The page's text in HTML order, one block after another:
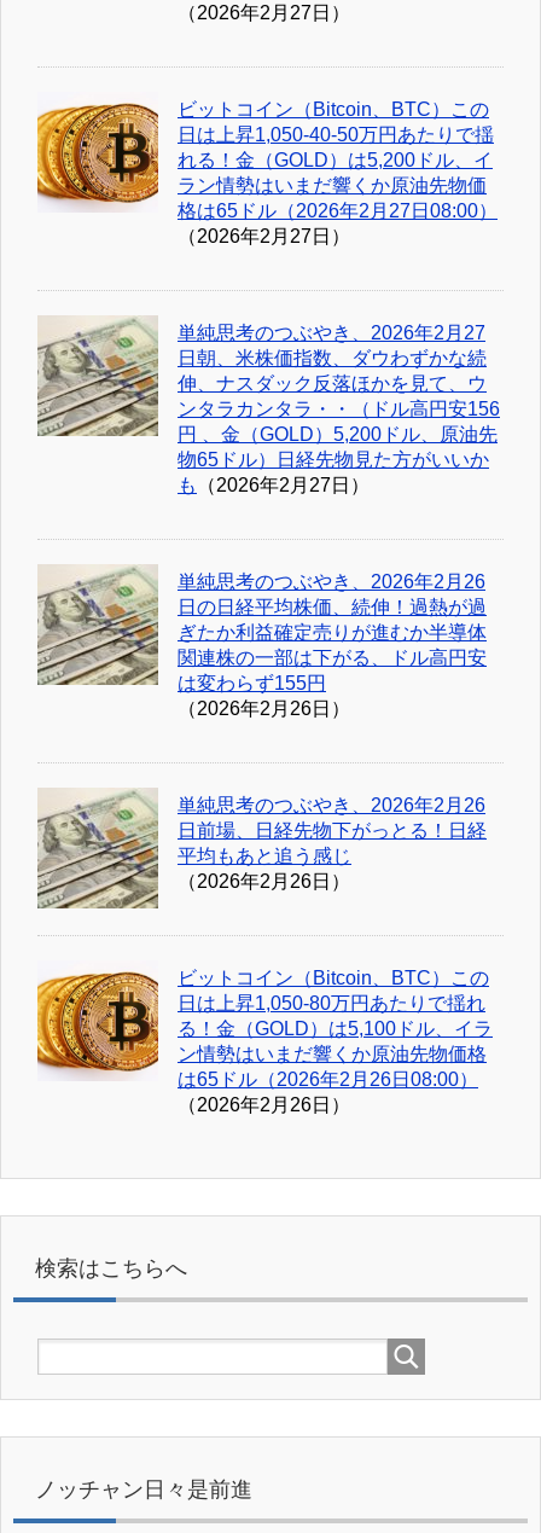
（2026年2月27日）
ビットコイン（Bitcoin、BTC）この
日は上昇1,050-40-50万円あたりで揺
れる！金（GOLD）は5,200ドル、イ
ラン情勢はいまだ響くか原油先物価
格は65ドル（2026年2月27日08:00）
（2026年2月27日）
単純思考のつぶやき、2026年2月27
日朝、米株価指数、ダウわずかな続
伸、ナスダック反落ほかを見て、ウ
ンタラカンタラ・・（ドル高円安156
円 、金（GOLD）5,200ドル、原油先
物65ドル）日経先物見た方がいいか
も
（2026年2月27日）
単純思考のつぶやき、2026年2月26
日の日経平均株価、続伸！過熱が過
ぎたか利益確定売りが進むか半導体
関連株の一部は下がる、ドル高円安
は変わらず155円
（2026年2月26日）
単純思考のつぶやき、2026年2月26
日前場、日経先物下がっとる！日経
平均もあと追う感じ
（2026年2月26日）
ビットコイン（Bitcoin、BTC）この
日は上昇1,050-80万円あたりで揺れ
る！金（GOLD）は5,100ドル、イラ
ン情勢はいまだ響くか原油先物価格
は65ドル（2026年2月26日08:00）
（2026年2月26日）
検索はこちらへ
ノッチャン日々是前進